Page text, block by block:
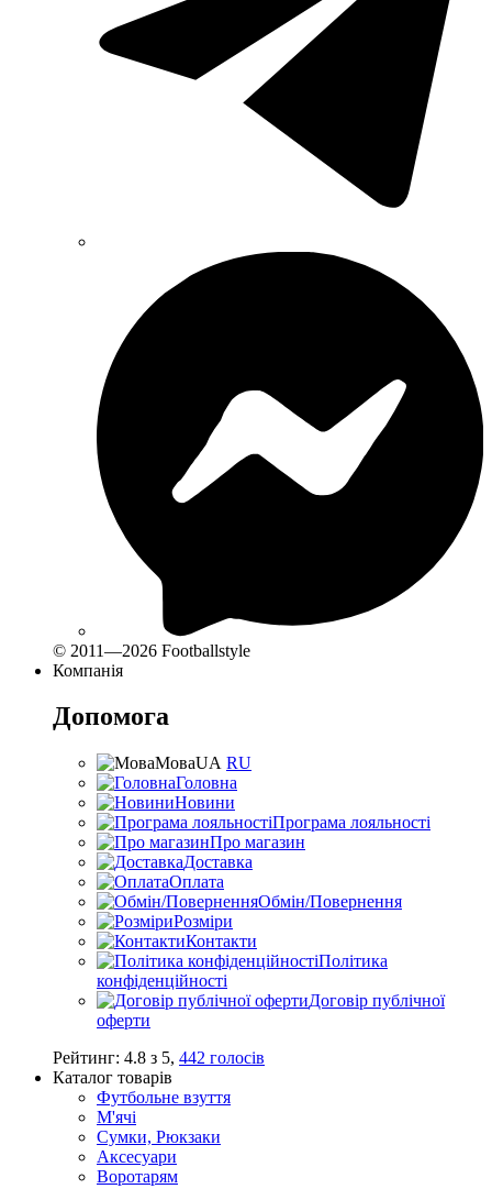
© 2011—2026 Footballstyle
Компанія
Допомога
МоваUA RU
Головна
Новини
Програма лояльності
Про магазин
Доставка
Оплата
Обмін/Повернення
Розміри
Контакти
Політика
конфіденційності
Договір публічної
оферти
Рейтинг: 4.8 з 5, 442 голосів
Каталог товарів
Футбольне взуття
М'ячі
Сумки, Рюкзаки
Аксесуари
Воротарям